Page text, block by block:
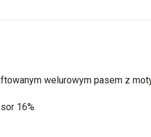
welurowym pasem z
16%